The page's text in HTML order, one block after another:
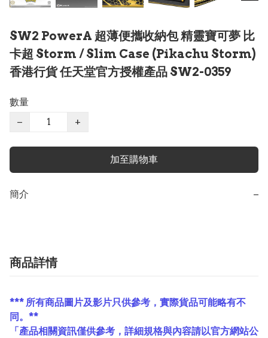
SW2 PowerA 超薄便攜收納包 精靈寶可夢 比
卡超 Storm / Slim Case (Pikachu Storm)
香港行貨 任天堂官方授權產品 SW2-0359
數量
−
+
加至購物車
簡介 −
商品詳情
*** 所有商品圖片及影片只供參考，實際貨品可能略有不
同。**
「產品相關資訊僅供參考，詳細規格與內容請以官方網站公